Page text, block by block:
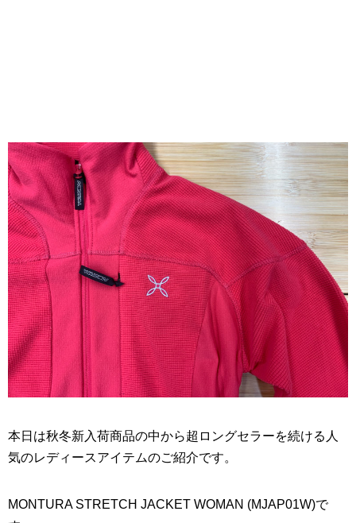
本日は秋冬新入荷商品の中から超ロングセラーを続ける人
気のレディースアイテムのご紹介です。
MONTURA STRETCH JACKET WOMAN (MJAP01W)で